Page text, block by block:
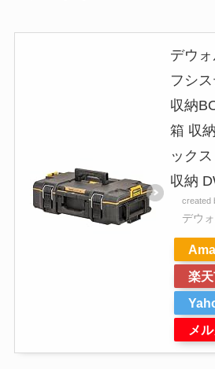
デウ
フシ
収納
箱 収
ック
収納
created
デウ
楽
メ